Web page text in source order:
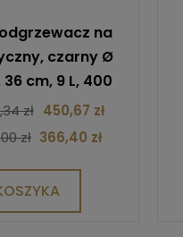
na
czarny Ø
cm, 9 L, 400
230V
zł 450,67 zł
zł 366,40 zł